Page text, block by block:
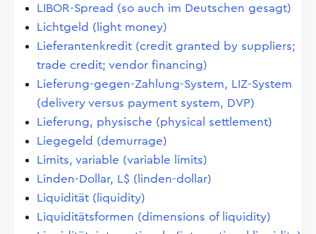
LIBOR-Spread (so auch im Deutschen gesagt)
Lichtgeld (light money)
Lieferantenkredit (credit granted by suppliers;
trade credit; vendor financing)
Lieferung-gegen-Zahlung-System, LIZ-System
(delivery versus payment system, DVP)
Lieferung, physische (physical settlement)
Liegegeld (demurrage)
Limits, variable (variable limits)
Linden-Dollar, L$ (linden-dollar)
Liquidität (liquidity)
Liquiditätsformen (dimensions of liquidity)